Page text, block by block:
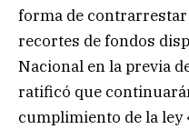
forma de
recortes de fondos
Nacional en la previa
ratificó que
cumplimiento de la ley